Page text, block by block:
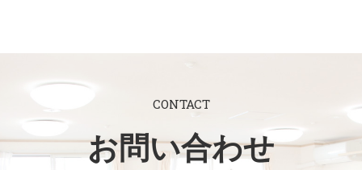
CONTACT
お問い合わせ